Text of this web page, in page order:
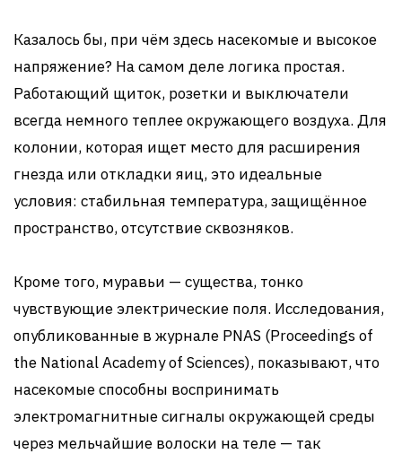
Казалось бы, при чём здесь насекомые и высокое
напряжение? На самом деле логика простая.
Работающий щиток, розетки и выключатели
всегда немного теплее окружающего воздуха. Для
колонии, которая ищет место для расширения
гнезда или откладки яиц, это идеальные
условия: стабильная температура, защищённое
пространство, отсутствие сквозняков.
Кроме того, муравьи — существа, тонко
чувствующие электрические поля. Исследования,
опубликованные в журнале PNAS (Proceedings of
the National Academy of Sciences), показывают, что
насекомые способны воспринимать
электромагнитные сигналы окружающей среды
через мельчайшие волоски на теле — так